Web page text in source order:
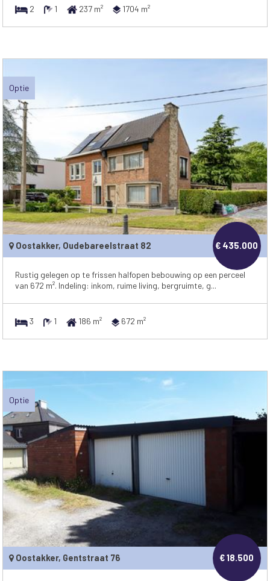
2 1 237 m² 1704 m²
Optie
Oostakker, Oudebareelstraat 82 € 435.000
Rustig gelegen op te frissen halfopen bebouwing op een perceel
van 672 m². Indeling: inkom, ruime living, bergruimte, g...
3 1 186 m² 672 m²
Optie
Oostakker, Gentstraat 76 € 18.500